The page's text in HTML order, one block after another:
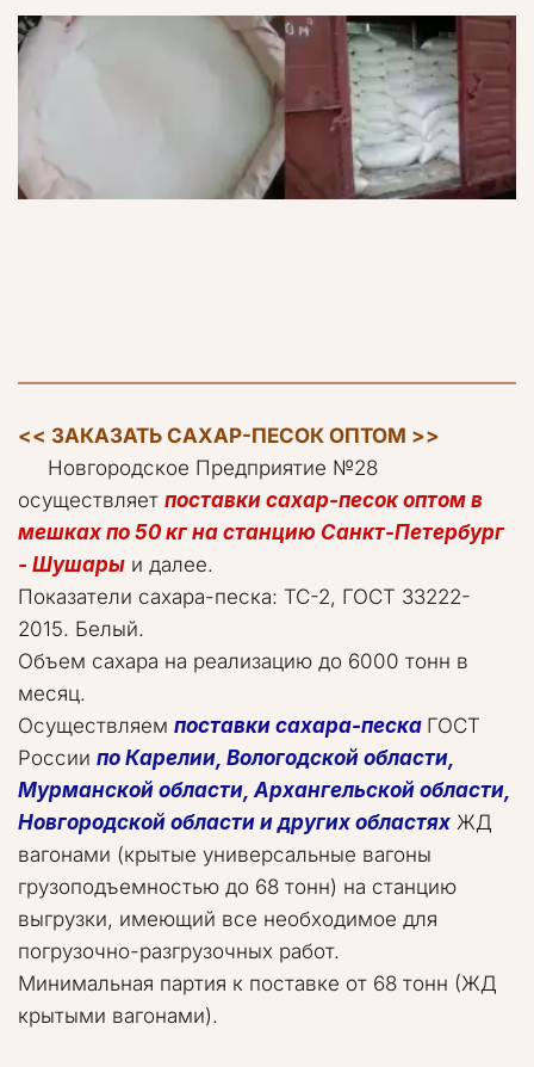
<< ЗАКАЗАТЬ САХАР-ПЕСОК ОПТОМ >>
осуществляет поставки сахар-песок оптом в
мешках по 50 кг на станцию Санкт-Петербург
- Шушары и далее.
Показатели сахара-песка: ТС-2, ГОСТ 33222-
2015. Белый.
Объем сахара на реализацию до 6000 тонн в
месяц.
Осуществляем поставки сахара-песка ГОСТ
России по Карелии, Вологодской области,
Мурманской области, Архангельской области,
Новгородской области и других областях ЖД
вагонами (крытые универсальные вагоны
грузоподъемностью до 68 тонн) на станцию
выгрузки, имеющий все необходимое для
погрузочно-разгрузочных работ.
Минимальная партия к поставке от 68 тонн (ЖД
крытыми вагонами).